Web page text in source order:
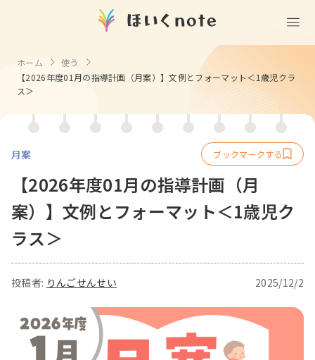
(無料)
室内遊び
戸外遊び・道具なし
ごっこ遊び・室内
ことば遊び
伝承遊び
作る
製作・あそび
折り紙
園の活動・行事
コミュニケーション
衛生
資格・スキルアップ
その他
挿絵
壁紙
おたより文例
月案
園情報
Goods
クリエイター
ホーム
使う
【2026年度01月の指導計画（月案）】文例とフォーマット＜1歳児クラ
ス＞
月案
【2026年度01月の指導計画（月
案）】文例とフォーマット＜1歳児ク
ラス＞
投稿者: りんごせんせい 2025/12/2